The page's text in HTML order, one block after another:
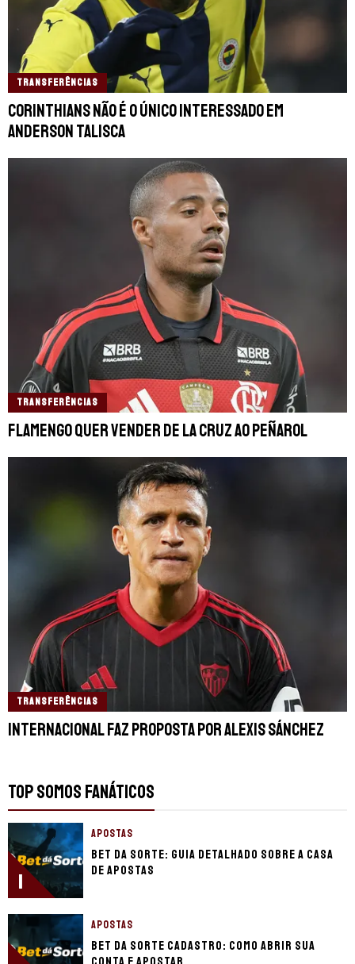
TRANSFERÊNCIAS
Corinthians não é o único interessado em
Anderson Talisca
TRANSFERÊNCIAS
Flamengo quer vender De La Cruz ao Peñarol
TRANSFERÊNCIAS
Internacional faz proposta por Alexis Sánchez
TOP SOMOS FANÁTICOS
1
APOSTAS
Bet da Sorte: guia detalhado sobre a casa
de apostas
APOSTAS
Bet da Sorte cadastro: como abrir sua